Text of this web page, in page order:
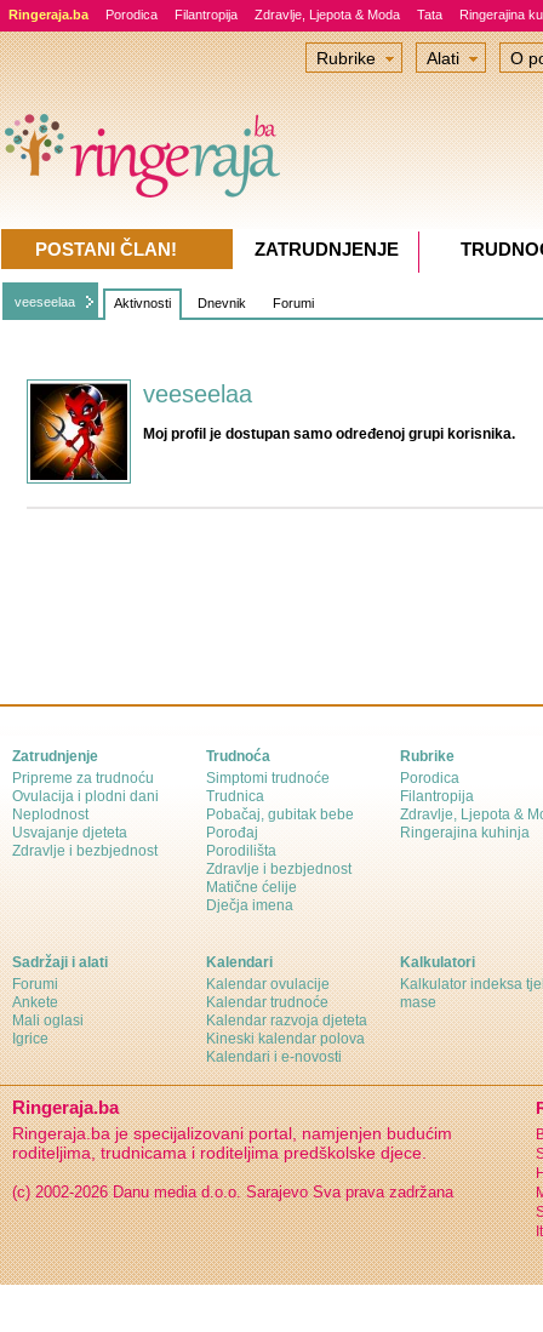
Ringeraja.ba Porodica Filantropija Zdravlje, Ljepota & Moda Tata Ringerajina
veeseelaa Aktivnosti Dnevnik Forumi
veeseelaa
Moj profil je dostupan samo određenoj grupi korisnika.
Rubrike Alati O
POSTANI ČLAN! ZATRUDNJENJE
Zatrudnjenje
Pripreme za trudnoću
Ovulacija i plodni dani
Neplodnost
Usvajanje djeteta
Zdravlje i bezbjednost
Trudnoća
Simptomi trudnoće
Trudnica
Pobačaj, gubitak bebe
Porođaj
Porodilišta
Zdravlje i bezbjednost
Matične ćelije
Dječja imena
Rubrike
Porodica
Filantropija
Zdravlje, Ljepota &
Ringerajina kuhinja
Sadržaji i alati
Forumi
Ankete
Mali oglasi
Igrice
Kalendari
Kalendar ovulacije
Kalendar trudnoće
Kalendar razvoja djeteta
Kineski kalendar polova
Kalendari i e-novosti
Kalkulatori
Kalkulator indeksa
mase
Ringeraja.ba
Ringeraja.ba je specijalizovani portal, namjenjen budućim
roditeljima, trudnicama i roditeljima predškolske djece.
(c) 2002-2026 Danu media d.o.o. Sarajevo Sva prava zadržana